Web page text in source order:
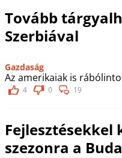
Tovább
Szerbiával
Gazdaság
Az amerikaiak is
4 0 19
Fejlesztésekkel
szezonra a